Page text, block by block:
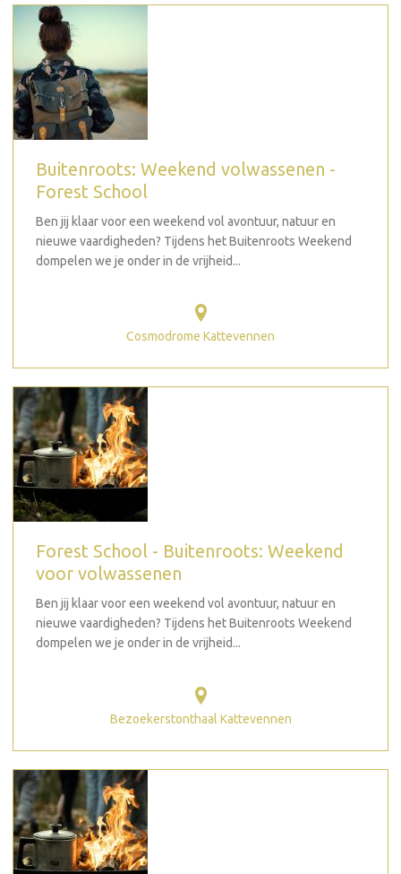
Buitenroots: Weekend volwassenen -
Forest School
Ben jij klaar voor een weekend vol avontuur, natuur en
nieuwe vaardigheden? Tijdens het Buitenroots Weekend
dompelen we je onder in de vrijheid...
Cosmodrome Kattevennen
Forest School - Buitenroots: Weekend
voor volwassenen
Ben jij klaar voor een weekend vol avontuur, natuur en
nieuwe vaardigheden? Tijdens het Buitenroots Weekend
dompelen we je onder in de vrijheid...
Bezoekerstonthaal Kattevennen